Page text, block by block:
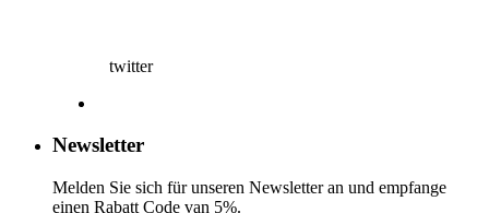
twitter
Newsletter
Melden Sie sich für unseren Newsletter an und empfange
einen Rabatt Code van 5%.